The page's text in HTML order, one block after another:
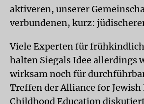
aktiveren, unserer
verbundenen, kurz:
Viele Experten für
halten Siegals Idee allerdings
wirksam noch für
Treffen der Alliance for Jewish
Childhood Education